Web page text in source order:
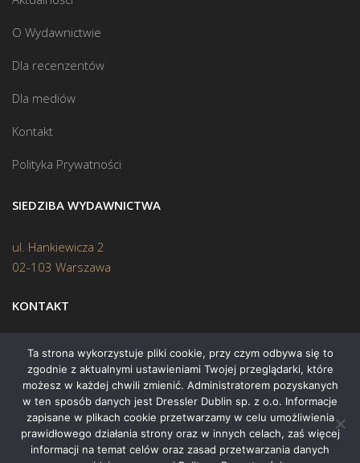
O Wydawnictwie
Dla recenzentów
Dla mediów
Kontakt
Polityka Prywatności
SIEDZIBA WYDAWNICTWA
ul. Hankiewicza 2
02-103 Warszawa
KONTAKT
Biuro:(22) 45 70 402
Mail:biuro@swiatksiazki.pl
Ta strona wykorzystuje pliki cookie, przy czym odbywa się to
zgodnie z aktualnymi ustawieniami Twojej przeglądarki, które
możesz w każdej chwili zmienić. Administratorem pozyskanych
w ten sposób danych jest Dressler Dublin sp. z o.o. Informacje
zapisane w plikach cookie przetwarzamy w celu umożliwienia
prawidłowego działania strony oraz w innych celach, zaś więcej
informacji na temat celów oraz zasad przetwarzania danych